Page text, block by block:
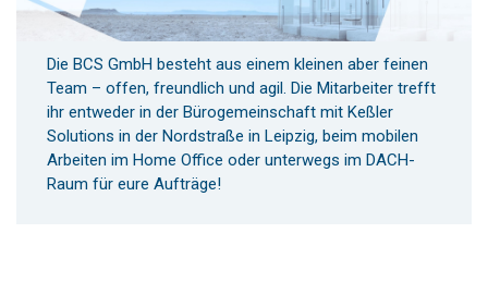
Die BCS GmbH besteht aus einem kleinen aber feinen
Team – offen, freundlich und agil. Die Mitarbeiter trefft
ihr entweder in der Bürogemeinschaft mit Keßler
Solutions in der Nordstraße in Leipzig, beim mobilen
Arbeiten im Home Office oder unterwegs im DACH-
Raum für eure Aufträge!